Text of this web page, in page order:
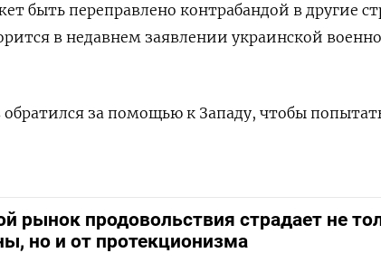
быть переправлено контрабандой в другие
в недавнем заявлении украинской
за помощью к Западу, чтобы
рынок продовольствия страдает не
но и от протекционизма